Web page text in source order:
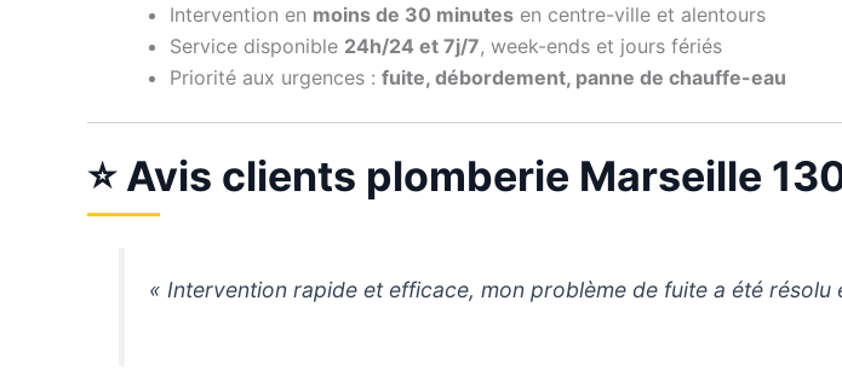
Intervention en moins de 30 minutes en centre-ville et alentours
Service disponible 24h/24 et 7j/7, week-ends et jours fériés
Priorité aux urgences : fuite, débordement, panne de chauffe-eau
⭐ Avis clients plomberie Marseille
« Intervention rapide et efficace, mon problème de fuite a été résolu